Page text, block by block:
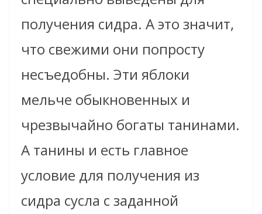
получения сидра. А это значит,
что свежими они попросту
несъедобны. Эти яблоки
мельче обыкновенных и
чрезвычайно богаты танинами.
А танины и есть главное
условие для получения из
сидра сусла с заданной